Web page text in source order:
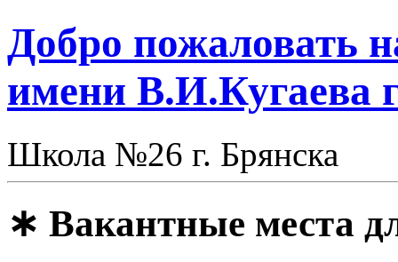
Добро
имени В.И.Кугаева
Школа №26 г. Брянска
∗ Вакантные места